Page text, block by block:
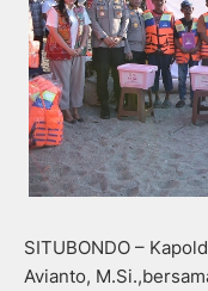
SITUBONDO –
Avianto,